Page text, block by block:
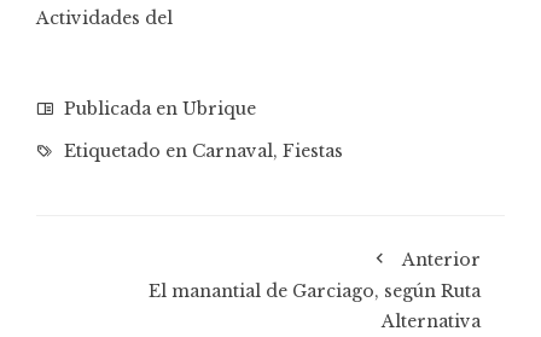
Actividades del
Publicada en Ubrique
Etiquetado en Carnaval, Fiestas
Anterior
El manantial de Garciago, según Ruta
Alternativa